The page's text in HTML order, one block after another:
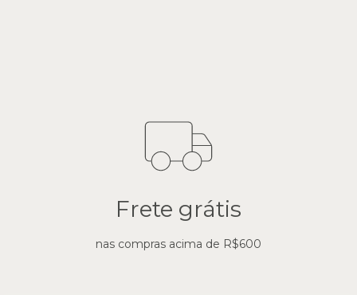
Frete grátis
nas compras acima de R$600